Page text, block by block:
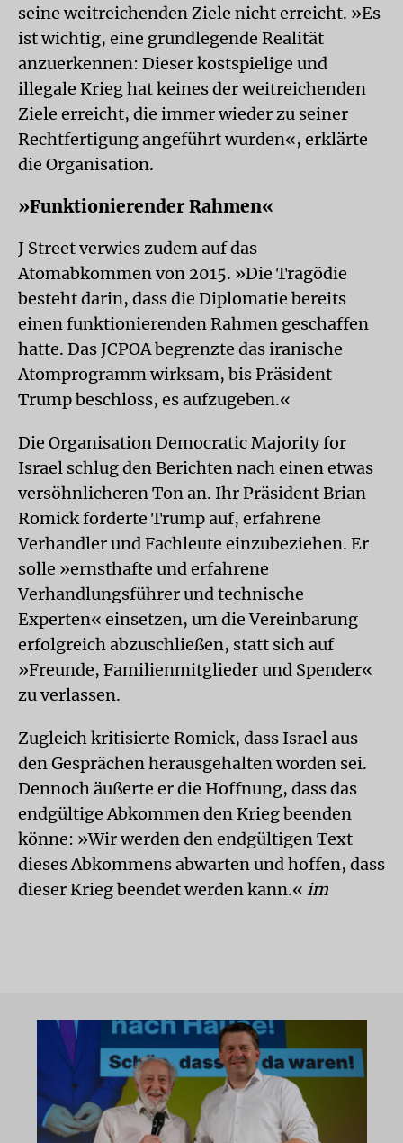
seine weitreichenden Ziele nicht erreicht. »Es
ist wichtig, eine grundlegende Realität
anzuerkennen: Dieser kostspielige und
illegale Krieg hat keines der weitreichenden
Ziele erreicht, die immer wieder zu seiner
Rechtfertigung angeführt wurden«, erklärte
die Organisation.
»Funktionierender Rahmen«
J Street verwies zudem auf das
Atomabkommen von 2015. »Die Tragödie
besteht darin, dass die Diplomatie bereits
einen funktionierenden Rahmen geschaffen
hatte. Das JCPOA begrenzte das iranische
Atomprogramm wirksam, bis Präsident
Trump beschloss, es aufzugeben.«
Die Organisation Democratic Majority for
Israel schlug den Berichten nach einen etwas
versöhnlicheren Ton an. Ihr Präsident Brian
Romick forderte Trump auf, erfahrene
Verhandler und Fachleute einzubeziehen. Er
solle »ernsthafte und erfahrene
Verhandlungsführer und technische
Experten« einsetzen, um die Vereinbarung
erfolgreich abzuschließen, statt sich auf
»Freunde, Familienmitglieder und Spender«
zu verlassen.
Zugleich kritisierte Romick, dass Israel aus
den Gesprächen herausgehalten worden sei.
Dennoch äußerte er die Hoffnung, dass das
endgültige Abkommen den Krieg beenden
könne: »Wir werden den endgültigen Text
dieses Abkommens abwarten und hoffen, dass
dieser Krieg beendet werden kann.« im